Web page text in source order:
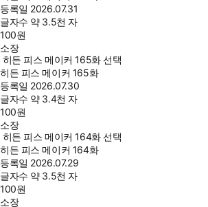
등록일 2026.07.31
글자수 약 3.5천 자
100원
소장
히든 피스 메이커 165화 선택
히든 피스 메이커 165화
등록일 2026.07.30
글자수 약 3.4천 자
100원
소장
히든 피스 메이커 164화 선택
히든 피스 메이커 164화
등록일 2026.07.29
글자수 약 3.5천 자
100원
소장